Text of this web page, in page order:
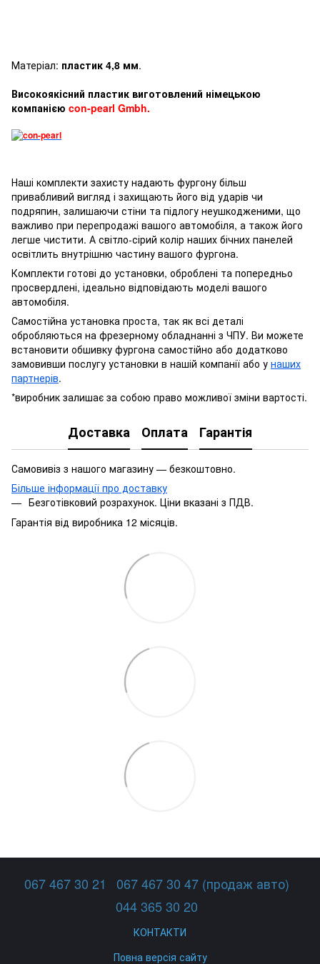
Матеріал: пластик 4,8 мм.
Високоякісний пластик виготовлений німецькою
компанією con-pearl Gmbh.
Наші комплекти захисту надають фургону більш
привабливий вигляд і захищають його від ударів чи
подряпин, залишаючи стіни та підлогу неушкодженими, що
важливо при перепродажі вашого автомобіля, а також його
легше чистити. А світло-сірий колір наших бічних панелей
освітлить внутрішню частину вашого фургона.
Комплекти готові до установки, оброблені та попередньо
просвердлені, ідеально відповідають моделі вашого
автомобіля.
Самостійна установка проста, так як всі деталі
обробляються на фрезерному обладнанні з ЧПУ. Ви можете
встановити обшивку фургона самостійно або додатково
замовивши послугу установки в нашій компанії або у наших
партнерів.
*виробник залишає за собою право можливої зміни вартості.
Доставка Оплата Гарантія
Самовивіз з нашого магазину — безкоштовно.
Більше інформації про доставку
Безготівковий розрахунок. Ціни вказані з ПДВ.
Гарантія від виробника 12 місяців.
067 467 30 21
067 467 30 47 (продаж авто)
044 365 30 20
КОНТАКТИ
Повна версія сайту